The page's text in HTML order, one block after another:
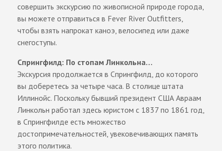
совершить экскурсию по живописной природе города,
вы можете отправиться в Fever River Outfitters,
чтобы взять напрокат каноэ, велосипед или даже
снегоступы.
Спрингфилд: По стопам Линкольна…
Экскурсия продолжается в Спрингфилд, до которого
вы доберетесь за четыре часа. В столице штата
Иллинойс. Поскольку бывший президент США Авраам
Линкольн работал здесь юристом с 1837 по 1861 год,
в Спрингфилде есть множество
достопримечательностей, увековечивающих память
этого политика.